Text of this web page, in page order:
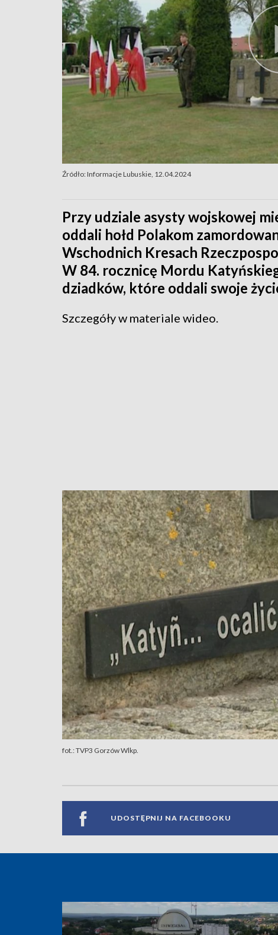
Źródło: Informacje Lubuskie, 12.04.2024
Przy udziale asysty wojskowej
oddali hołd Polakom
Wschodnich Kresach
W 84. rocznicę Mordu
dziadków, które oddali swoje
Szczegóły w materiale wideo.
fot.: TVP3 Gorzów Wlkp.
UDOSTĘPNIJ NA FACEBOOKU